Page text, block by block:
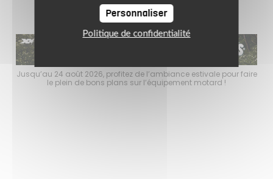
pour faireJusqu’au 24 août 2026, profitez de l’ambiance estivale pour
le plein de bons plans sur l’équipement motard !
Personnaliser
Politique de confidentialité